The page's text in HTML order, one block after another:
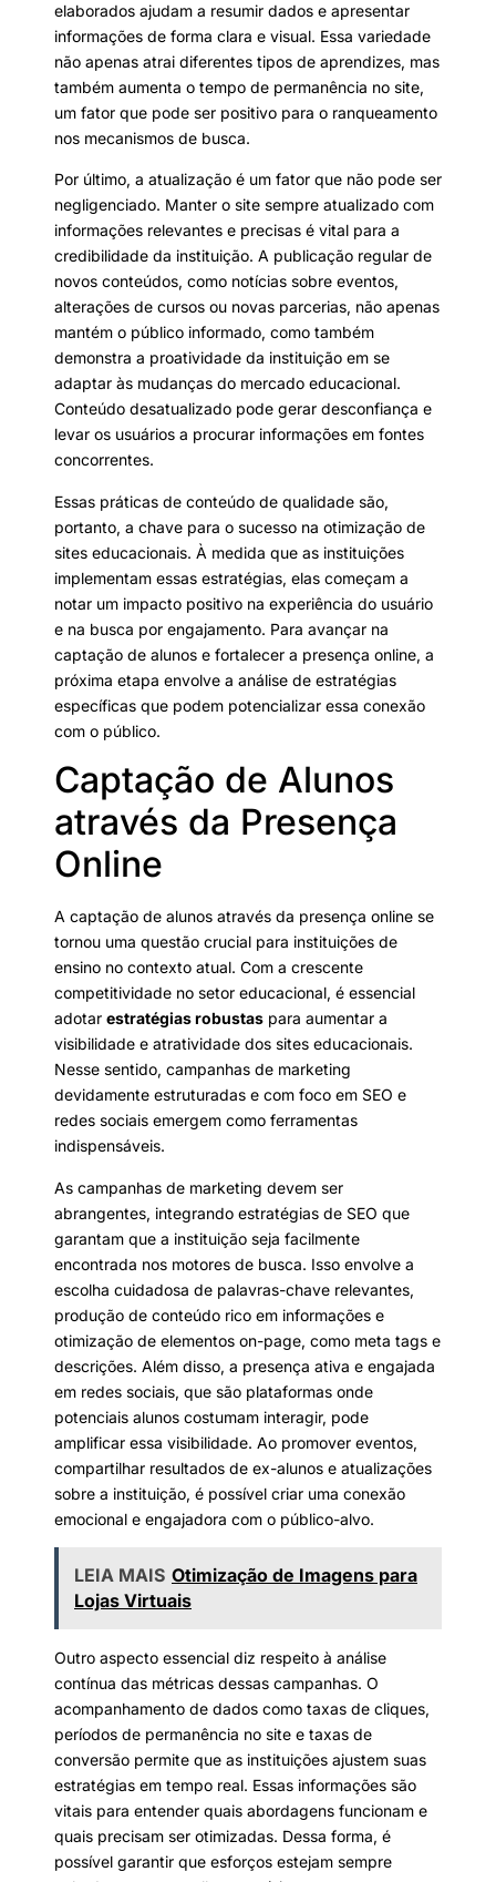
elaborados ajudam a resumir dados e apresentar
informações de forma clara e visual. Essa variedade
não apenas atrai diferentes tipos de aprendizes, mas
também aumenta o tempo de permanência no site,
um fator que pode ser positivo para o ranqueamento
nos mecanismos de busca.
Por último, a atualização é um fator que não pode ser
negligenciado. Manter o site sempre atualizado com
informações relevantes e precisas é vital para a
credibilidade da instituição. A publicação regular de
novos conteúdos, como notícias sobre eventos,
alterações de cursos ou novas parcerias, não apenas
mantém o público informado, como também
demonstra a proatividade da instituição em se
adaptar às mudanças do mercado educacional.
Conteúdo desatualizado pode gerar desconfiança e
levar os usuários a procurar informações em fontes
concorrentes.
Essas práticas de conteúdo de qualidade são,
portanto, a chave para o sucesso na otimização de
sites educacionais. À medida que as instituições
implementam essas estratégias, elas começam a
notar um impacto positivo na experiência do usuário
e na busca por engajamento. Para avançar na
captação de alunos e fortalecer a presença online, a
próxima etapa envolve a análise de estratégias
específicas que podem potencializar essa conexão
com o público.
Captação de Alunos
através da Presença
Online
A captação de alunos através da presença online se
tornou uma questão crucial para instituições de
ensino no contexto atual. Com a crescente
competitividade no setor educacional, é essencial
adotar estratégias robustas para aumentar a
visibilidade e atratividade dos sites educacionais.
Nesse sentido, campanhas de marketing
devidamente estruturadas e com foco em SEO e
redes sociais emergem como ferramentas
indispensáveis.
As campanhas de marketing devem ser
abrangentes, integrando estratégias de SEO que
garantam que a instituição seja facilmente
encontrada nos motores de busca. Isso envolve a
escolha cuidadosa de palavras-chave relevantes,
produção de conteúdo rico em informações e
otimização de elementos on-page, como meta tags e
descrições. Além disso, a presença ativa e engajada
em redes sociais, que são plataformas onde
potenciais alunos costumam interagir, pode
amplificar essa visibilidade. Ao promover eventos,
compartilhar resultados de ex-alunos e atualizações
sobre a instituição, é possível criar uma conexão
emocional e engajadora com o público-alvo.
LEIA MAIS Otimização de Imagens para
Lojas Virtuais
Outro aspecto essencial diz respeito à análise
contínua das métricas dessas campanhas. O
acompanhamento de dados como taxas de cliques,
períodos de permanência no site e taxas de
conversão permite que as instituições ajustem suas
estratégias em tempo real. Essas informações são
vitais para entender quais abordagens funcionam e
quais precisam ser otimizadas. Dessa forma, é
possível garantir que esforços estejam sempre